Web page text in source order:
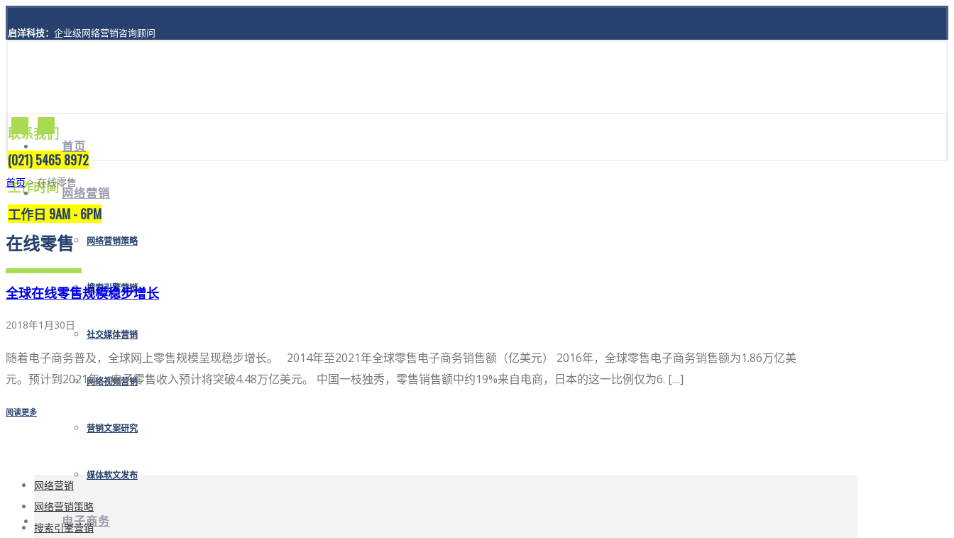
启洋科技： 企业级网络营销咨询顾问
联系我们
(021) 5465 8972
工作时间
工作日 9AM - 6PM
首页
网络营销
网络营销策略
搜索引擎营销
社交媒体营销
网络视频营销
营销文案研究
媒体软文发布
电子商务
首页> 在线零售
在线零售
全球在线零售规模稳步增长
2018年1月30日
随着电子商务普及，全球网上零售规模呈现稳步增长。 2014年至2021年全球零售电子商务销售额（亿美元） 2016年，全球零售电子商务销售额为1.86万亿美
元。预计到2021年，电子零售收入预计将突破4.48万亿美元。 中国一枝独秀，零售销售额中约19%来自电商，日本的这一比例仅为6. […]
阅读更多
网络营销
网络营销策略
搜索引擎营销